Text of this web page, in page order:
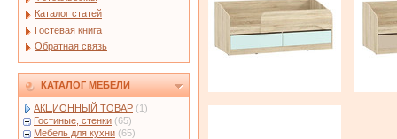
Каталог статей
Гостевая книга
Обратная связь
КАТАЛОГ МЕБЕЛИ
АКЦИОННЫЙ ТОВАР (1)
Гостиные, стенки (65)
Мебель для кухни (65)